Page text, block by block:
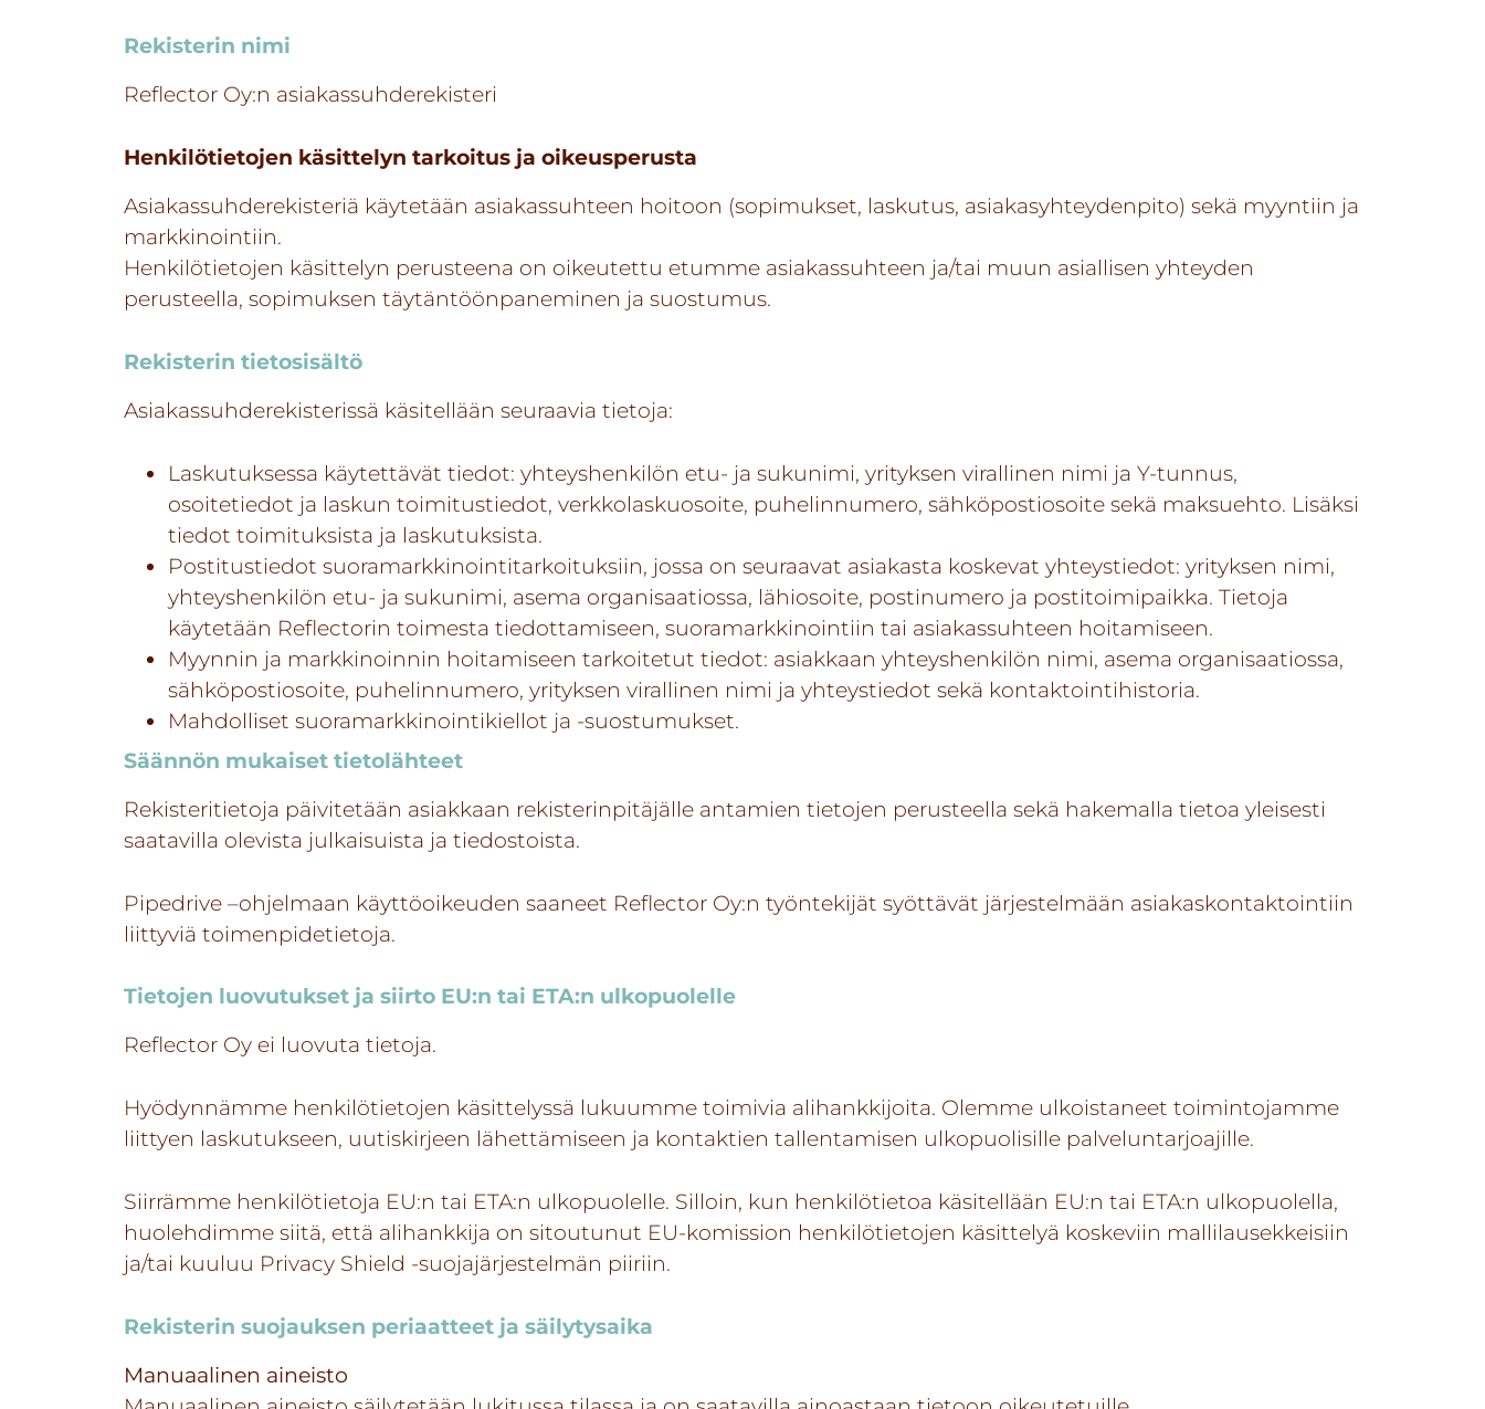
Rekisterin nimi
Reflector Oy:n asiakassuhderekisteri
Henkilötietojen käsittelyn tarkoitus ja oikeusperusta
Asiakassuhderekisteriä käytetään asiakassuhteen hoitoon (sopimukset, laskutus, asiakasyhteydenpito) sekä myyntiin ja
markkinointiin.
Henkilötietojen käsittelyn perusteena on oikeutettu etumme asiakassuhteen ja/tai muun asiallisen yhteyden
perusteella, sopimuksen täytäntöönpaneminen ja suostumus.
Rekisterin tietosisältö
Asiakassuhderekisterissä käsitellään seuraavia tietoja:
Laskutuksessa käytettävät tiedot: yhteyshenkilön etu- ja sukunimi, yrityksen virallinen nimi ja Y-tunnus,
osoitetiedot ja laskun toimitustiedot, verkkolaskuosoite, puhelinnumero, sähköpostiosoite sekä maksuehto. Lisäksi
tiedot toimituksista ja laskutuksista.
Postitustiedot suoramarkkinointitarkoituksiin, jossa on seuraavat asiakasta koskevat yhteystiedot: yrityksen nimi,
yhteyshenkilön etu- ja sukunimi, asema organisaatiossa, lähiosoite, postinumero ja postitoimipaikka. Tietoja
käytetään Reflectorin toimesta tiedottamiseen, suoramarkkinointiin tai asiakassuhteen hoitamiseen.
Myynnin ja markkinoinnin hoitamiseen tarkoitetut tiedot: asiakkaan yhteyshenkilön nimi, asema organisaatiossa,
sähköpostiosoite, puhelinnumero, yrityksen virallinen nimi ja yhteystiedot sekä kontaktointihistoria.
Mahdolliset suoramarkkinointikiellot ja -suostumukset.
Säännön mukaiset tietolähteet
Rekisteritietoja päivitetään asiakkaan rekisterinpitäjälle antamien tietojen perusteella sekä hakemalla tietoa yleisesti
saatavilla olevista julkaisuista ja tiedostoista.
Pipedrive –ohjelmaan käyttöoikeuden saaneet Reflector Oy:n työntekijät syöttävät järjestelmään asiakaskontaktointiin
liittyviä toimenpidetietoja.
Tietojen luovutukset ja siirto EU:n tai ETA:n ulkopuolelle
Reflector Oy ei luovuta tietoja.
Hyödynnämme henkilötietojen käsittelyssä lukuumme toimivia alihankkijoita. Olemme ulkoistaneet toimintojamme
liittyen laskutukseen, uutiskirjeen lähettämiseen ja kontaktien tallentamisen ulkopuolisille palveluntarjoajille.
Siirrämme henkilötietoja EU:n tai ETA:n ulkopuolelle. Silloin, kun henkilötietoa käsitellään EU:n tai ETA:n ulkopuolella,
huolehdimme siitä, että alihankkija on sitoutunut EU-komission henkilötietojen käsittelyä koskeviin mallilausekkeisiin
ja/tai kuuluu Privacy Shield -suojajärjestelmän piiriin.
Rekisterin suojauksen periaatteet ja säilytysaika
Manuaalinen aineisto